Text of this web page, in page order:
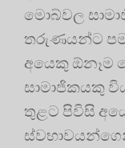
මොබ්වල
තරුණයන්ට
අයෙකු
සාමාජිකයකු
තුළට පිවිසි